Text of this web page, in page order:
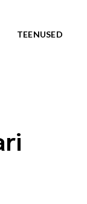
TEENUSED
TO WILDLIFE